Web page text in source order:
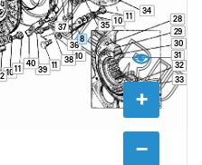
+
−
8
10
10
10
11
11
11
28
29
30
31
32
33
34
35
36
37
38
39
40